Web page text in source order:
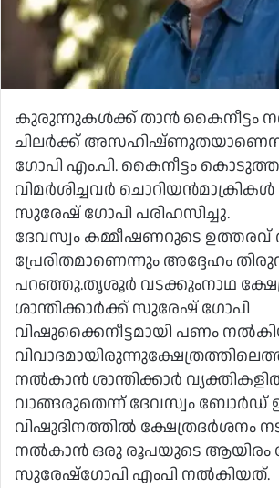
കുരുന്നുകള്‍ക്ക് താൻ കൈനീട്ടം
ചിലര്‍ക്ക്
ഗോപി എം.പി. കൈനീട്ടം
വിമര്‍ശിച്ചവര്‍
സുരേഷ് ഗോപി പരിഹസിച്ചു.
ദേവസ്വം കമ്മീഷണറുടെ ഉത്തരവ്
പ്രേരിതമാണെന്നും അദ്ദേഹം
പറഞ്ഞു.തൃശൂര്‍ വടക്കുംനാഥ
ശാന്തിക്കാര്‍ക്ക് സുരേഷ് ഗോപി
വിഷുക്കൈനീട്ടമായി പണം
നല്‍കാന്‍ ശാന്തിക്കാര്‍
വാങ്ങരുതെന്ന് ദേവസ്വം ബോര്‍ഡ്
വിഷുദിനത്തില്‍ ക്ഷേത്രദര്‍ശനം
നല്‍കാന്‍ ഒരു രൂപയുടെ ആയിരം
സുരേഷ്ഗോപി എംപി നല്‍കിയത്.